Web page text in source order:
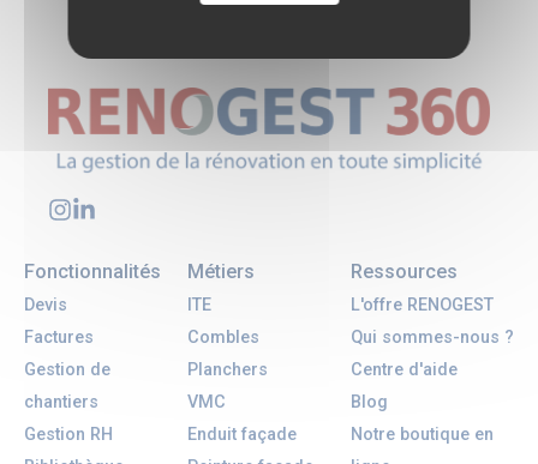
Fonctionnalités
Devis
Factures
Gestion de
chantiers
Gestion RH
Métiers
ITE
Combles
Planchers
VMC
Enduit façade
Ressources
L'offre RENOGEST
Qui sommes-nous ?
Centre d'aide
Blog
Notre boutique en